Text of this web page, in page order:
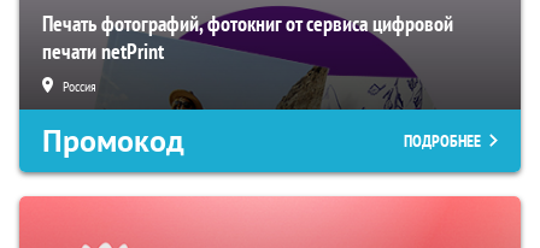
Печать фотографий, фотокниг от сервиса цифровой
печати netPrint
Россия
Промокод ПОДРОБНЕЕ